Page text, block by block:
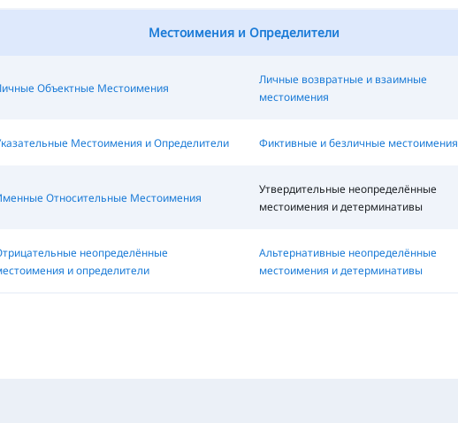
Местоимения и Определители
Объектные Местоимения
Личные возвратные и взаимные
местоимения
Местоимения и Определители Фиктивные и безличные местоимения
Относительные Местоимения
Утвердительные неопределённые
местоимения и детерминативы
неопределённые
и определители
Альтернативные неопределённые
местоимения и детерминативы